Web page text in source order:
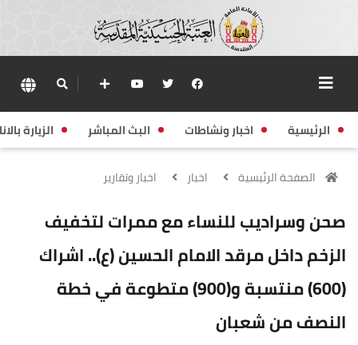
الرئيسية اخبار ونشاطات البث المباشر الزيارة
الصفحة الرئيسية اخبار اخبار وتقارير
صحن وسراديب للنساء مع ممرات لتخفيف
الزخم داخل مرقد الامام الحسين (ع).. اشراك
(600) منتسبة و(900) متطوعة في خطة
النصف من شعبان